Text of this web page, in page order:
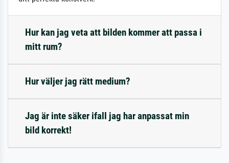
Hur kan jag veta att bilden kommer att passa i
mitt rum?
Hur väljer jag rätt medium?
Jag är inte säker ifall jag har anpassat min
bild korrekt!